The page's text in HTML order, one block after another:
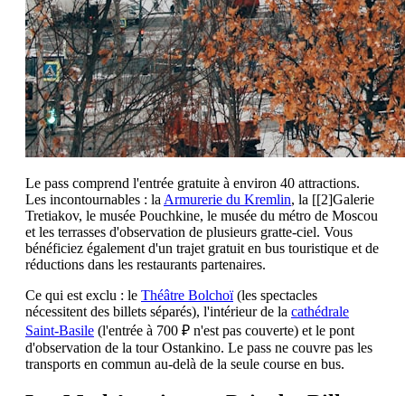
Le pass comprend l'entrée gratuite à environ 40 attractions.
Les incontournables : la Armurerie du Kremlin, la [[2]Galerie
Tretiakov, le musée Pouchkine, le musée du métro de Moscou
et les terrasses d'observation de plusieurs gratte-ciel. Vous
bénéficiez également d'un trajet gratuit en bus touristique et de
réductions dans les restaurants partenaires.
Ce qui est exclu : le Théâtre Bolchoï(les spectacles
nécessitent des billets séparés), l'intérieur de la cathédrale
Saint-Basile (l'entrée à 700 ₽ n'est pas couverte) et le pont
d'observation de la tour Ostankino. Le pass ne couvre pas les
transports en commun au-delà de la seule course en bus.